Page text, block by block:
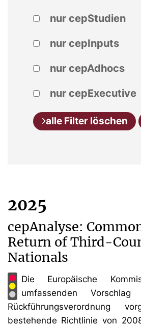
nur cepStudien
nur cepInputs
nur cepAdhocs
nur cepExecutive
alle Filter löschen
2025
cepAnalyse:
Return of Third-
Nationals
Die Europäische
umfassenden
Rückführungsverordnung
bestehende Richtlinie von